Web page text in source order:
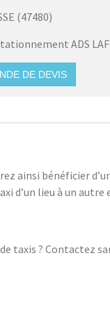
(47480)
ADS
DE DEVIS
ainsi bénéficier
d’un lieu à un autre
taxis ? Contactez